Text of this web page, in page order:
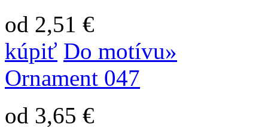
od 2,51 €
kúpiť Do motívu»
Ornament 047
od 3,65 €